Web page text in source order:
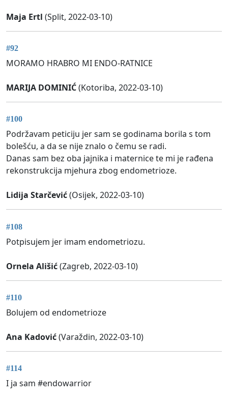
Maja Ertl (Split, 2022-03-10)
#92
MORAMO HRABRO MI ENDO-RATNICE
MARIJA DOMINIĆ(Kotoriba, 2022-03-10)
#100
Podržavam peticiju jer sam se godinama borila s tom
bolešću, a da se nije znalo o čemu se radi.
Danas sam bez oba jajnika i maternice te mi je rađena
rekonstrukcija mjehura zbog endometrioze.
Lidija Starčević(Osijek, 2022-03-10)
#108
Potpisujem jer imam endometriozu.
Ornela Ališić(Zagreb, 2022-03-10)
#110
Bolujem od endometrioze
Ana Kadović(Varaždin, 2022-03-10)
#114
I ja sam #endowarrior